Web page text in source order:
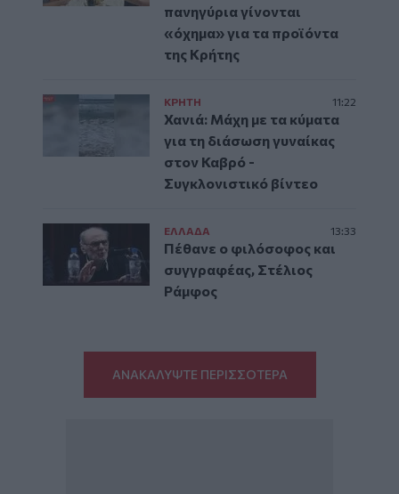
πανηγύρια γίνονται
«όχημα» για τα προϊόντα
της Κρήτης
ΚΡΗΤΗ 11:22
Χανιά: Μάχη με τα κύματα
για τη διάσωση γυναίκας
στον Καβρό -
Συγκλονιστικό βίντεο
ΕΛΛAΔΑ 13:33
Πέθανε ο φιλόσοφος και
συγγραφέας, Στέλιος
Ράμφος
ΑΝΑΚΑΛΥΨΤΕ ΠΕΡΙΣΣΟΤΕΡΑ